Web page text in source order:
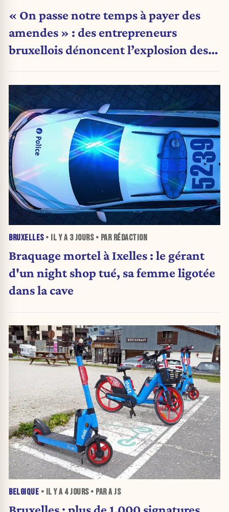
« On passe notre temps à payer des
amendes » : des entrepreneurs
bruxellois dénoncent l’explosion des
BRUXELLES• IL Y A 3 JOURS• PAR RÉDACTION
Braquage mortel à Ixelles : le gérant
d'un night shop tué, sa femme ligotée
dans la cave
BELGIQUE • IL Y A 4 JOURS• PAR A JS